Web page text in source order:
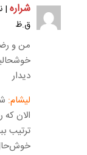
شراره
ق.ظ
من و
دیدار
لیشام:
الان
ترتیب